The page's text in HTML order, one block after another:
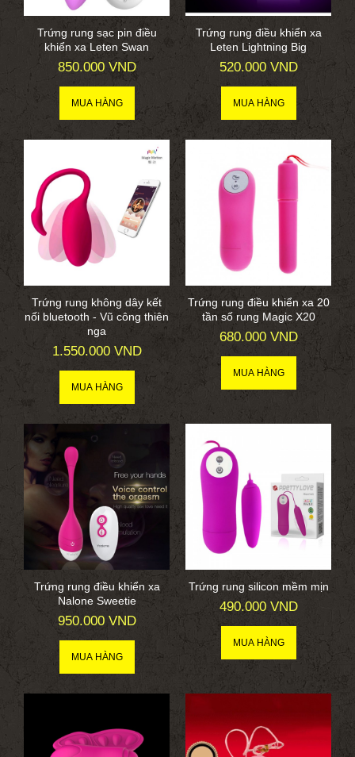
Trứng rung sạc pin điều
khiển xa Leten Swan
850.000 VND
Trứng rung điều khiển xa
Leten Lightning Big
520.000 VND
Trứng rung không dây kết
nối bluetooth - Vũ công thiên
nga
1.550.000 VND
Trứng rung điều khiển xa 20
tần số rung Magic X20
680.000 VND
Trứng rung điều khiển xa
Nalone Sweetie
950.000 VND
Trứng rung silicon mềm mịn
490.000 VND